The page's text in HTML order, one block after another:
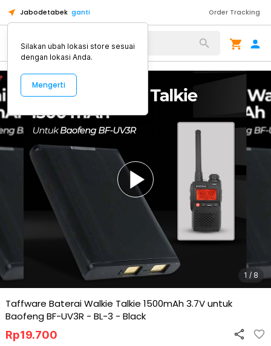
Jabodetabek ganti Order Tracking
Alat Kopi
1 / 8
Taffware Baterai Walkie Talkie 1500mAh 3.7V untuk
Baofeng BF-UV3R - BL-3 - Black
Rp19.700
Silakan ubah lokasi store sesuai
dengan lokasi Anda.
Mengerti